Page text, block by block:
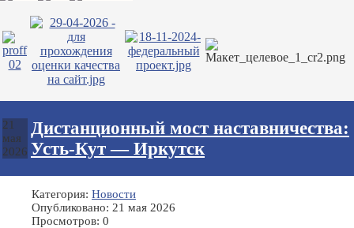
21
мая
2026
Дистанционный мост наставничества:
Усть-Кут — Иркутск
Категория: Новости
Опубликовано: 21 мая 2026
Просмотров: 0